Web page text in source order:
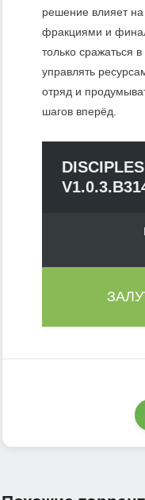
решение влияет
фракциями и
только сражаться
управлять
отряд и
шагов вперёд.